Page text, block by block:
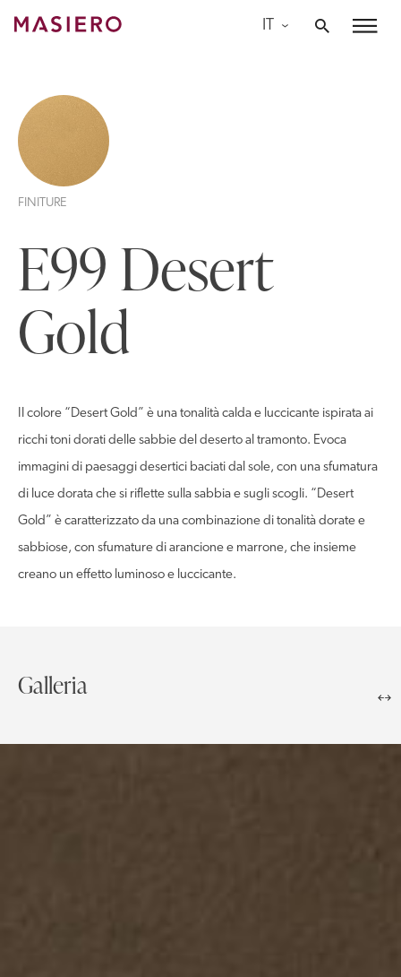
Skip
IT
FINITURE
E99 Desert
Gold
Il colore “Desert Gold” è una tonalità calda e luccicante ispirata ai
ricchi toni dorati delle sabbie del deserto al tramonto. Evoca
immagini di paesaggi desertici baciati dal sole, con una sfumatura
di luce dorata che si riflette sulla sabbia e sugli scogli. “Desert
Gold” è caratterizzato da una combinazione di tonalità dorate e
sabbiose, con sfumature di arancione e marrone, che insieme
creano un effetto luminoso e luccicante.
Galleria